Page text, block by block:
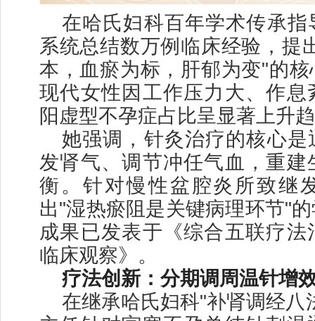
在哈氏妇科百年学术传承指
系统总结数万例临床经验，提
本，血瘀为标，肝郁为变"的
现代女性因工作压力大、作息
阳虚型不孕症占比呈显著上升
她强调，针灸治疗的核心是
发肾气、调节冲任气血，重建
衡。针对慢性盆腔炎所致继
出"湿热瘀阻是关键病理环节"
成果已发表于《综合五联疗法
临床观察》。
疗法创新：分期调周温针增
在继承哈氏妇科"补肾调经八